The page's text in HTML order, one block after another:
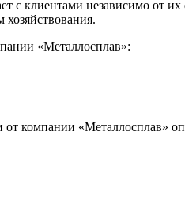
с клиентами независимо от
«Металлосплав»:
от компании «Металлосплав»